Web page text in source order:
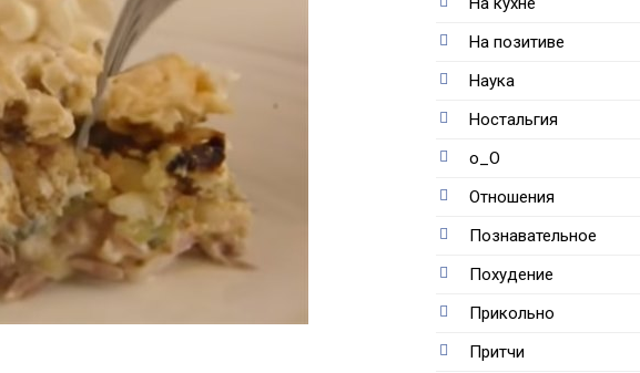
На позитиве
Наука
Ностальгия
о_О
Отношения
Познавательное
Похудение
Прикольно
Притчи